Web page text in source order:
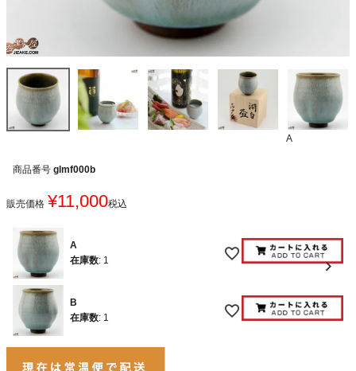
A
商品番号 glmf000b
販売価格 ¥11,000税込
A
在庫数: 1
B
在庫数: 1